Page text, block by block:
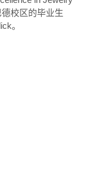
校区的毕业生
。